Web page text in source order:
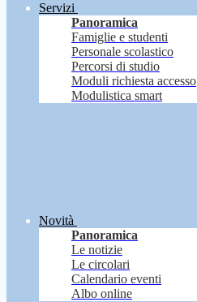
Servizi
Panoramica
Famiglie e studenti
Personale scolastico
Percorsi di studio
Moduli richiesta accesso
Modulistica smart
Novità
Panoramica
Le notizie
Le circolari
Calendario eventi
Albo online